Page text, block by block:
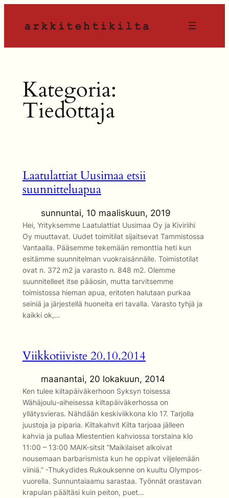
sisältöön
Kategoria:
Tiedottaja
Laatulattiat Uusimaa etsii
suunnitteluapua
sunnuntai, 10 maaliskuun, 2019
Hei, Yrityksemme Laatulattiat Uusimaa Oy ja Kiviriihi
Oy muuttavat. Uudet toimitilat sijaitsevat Tammistossa
Vantaalla. Pääsemme tekemään remonttia heti kun
esitämme suunnitelman vuokraisännälle. Toimistotilat
ovat n. 372 m2 ja varasto n. 848 m2. Olemme
suunnitelleet itse pääosin, mutta tarvitsemme
toimistossa hieman apua, eritoten halutaan purkaa
seiniä ja järjestellä huoneita eri tavalla. Varasto tyhjä ja
kaikki ok,…
Viikkotiiviste 20.10.2014
maanantai, 20 lokakuun, 2014
Ken tulee kiltapäiväkerhoon Syksyn toisessa
Wähäjoulu-aiheisessa kiltapäiväkerhossa on
yllätysvieras. Nähdään keskiviikkona klo 17. Tarjolla
juustoja ja piparia. Kiltakahvit Kilta tarjoaa jälleen
kahvia ja pullaa Miestentien kahviossa torstaina klo
11:00 – 13:00 MAIK-sitsit ”Maikilaiset alkoivat
nousemaan barbarismista kun he oppivat viljelemään
viiniä.” -Thukydides Rukouksenne on kuultu Olympos-
vuorella. Sunnuntaiaamu sarastaa. Työnnät orastavan
krapulan päältäsi kuin peiton, puet…